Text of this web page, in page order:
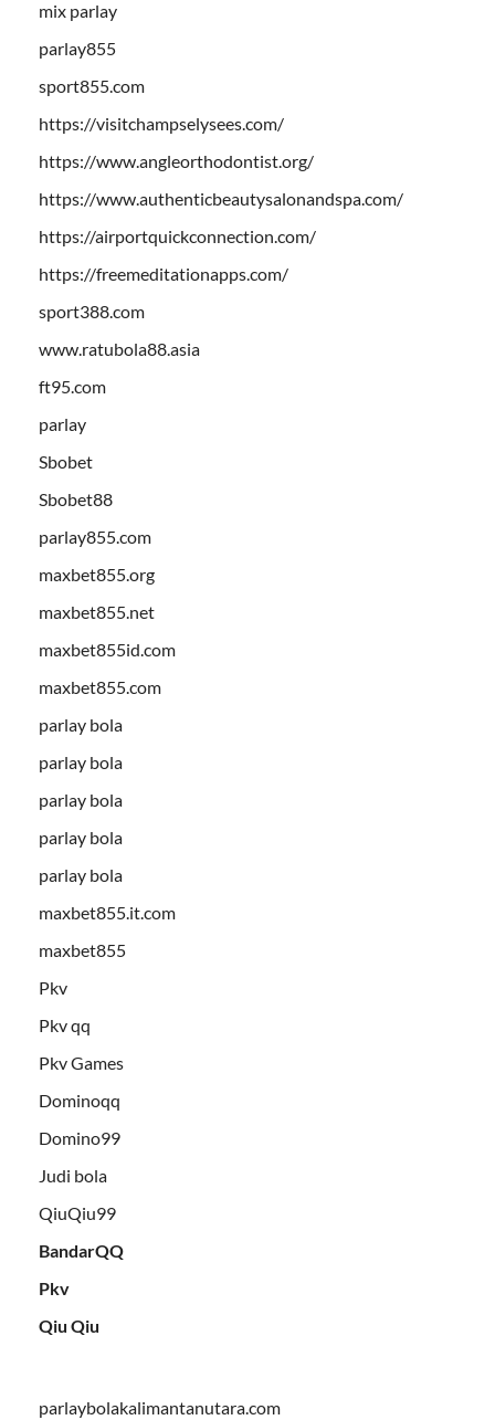
mix parlay
parlay855
sport855.com
https://visitchampselysees.com/
https://www.angleorthodontist.org/
https://www.authenticbeautysalonandspa.com/
https://airportquickconnection.com/
https://freemeditationapps.com/
sport388.com
www.ratubola88.asia
ft95.com
parlay
Sbobet
Sbobet88
parlay855.com
maxbet855.org
maxbet855.net
maxbet855id.com
maxbet855.com
parlay bola
parlay bola
parlay bola
parlay bola
parlay bola
maxbet855.it.com
maxbet855
Pkv
Pkv qq
Pkv Games
Dominoqq
Domino99
Judi bola
QiuQiu99
BandarQQ
Pkv
Qiu Qiu
parlaybolakalimantanutara.com